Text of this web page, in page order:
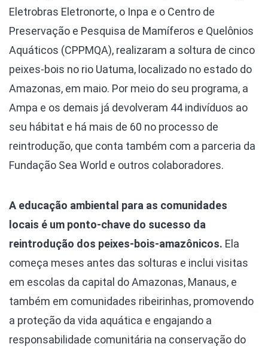
Eletrobras Eletronorte, o Inpa e o Centro de
Preservação e Pesquisa de Mamíferos e Quelônios
Aquáticos (CPPMQA), realizaram a soltura de cinco
peixes-bois no rio Uatuma, localizado no estado do
Amazonas, em maio. Por meio do seu programa, a
Ampa e os demais já devolveram 44 indivíduos ao
seu hábitat e há mais de 60 no processo de
reintrodução, que conta também com a parceria da
Fundação Sea World e outros colaboradores.
A educação ambiental para as comunidades
locais é um ponto-chave do sucesso da
reintrodução dos peixes-bois-amazônicos. Ela
começa meses antes das solturas e inclui visitas
em escolas da capital do Amazonas, Manaus, e
também em comunidades ribeirinhas, promovendo
a proteção da vida aquática e engajando a
responsabilidade comunitária na conservação do